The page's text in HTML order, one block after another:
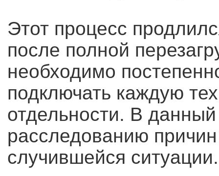
Этот процесс
после полной
необходимо
подключать каждую
отдельности. В
расследованию
случившейся ситуации.